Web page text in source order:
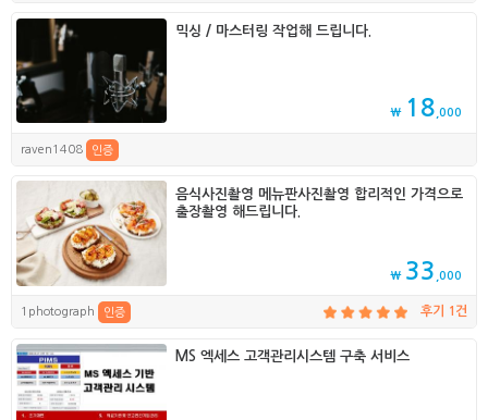
믹싱 / 마스터링 작업해 드립니다.
₩ 18,000
raven1408 인증
음식사진촬영 메뉴판사진촬영 합리적인 가격으로
출장촬영 해드립니다.
₩ 33 ,000
1photograph 인증 후기 1건
MS 엑세스 고객관리시스템 구축 서비스